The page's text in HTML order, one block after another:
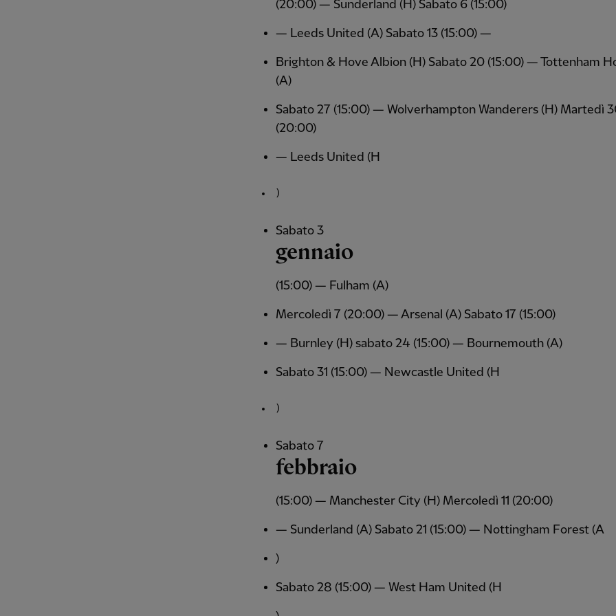
(20:00) — Sunderland (H) Sabato 6 (15:00)
— Leeds United (A) Sabato 13 (15:00) —
Brighton & Hove Albion (H) Sabato 20 (15:00) — Tottenham
(A)
Sabato 27 (15:00) — Wolverhampton Wanderers (H) Martedì
(20:00)
— Leeds United (H
)
Sabato 3
gennaio
(15:00) — Fulham (A)
Mercoledì 7 (20:00) — Arsenal (A) Sabato 17 (15:00)
— Burnley (H) sabato 24 (15:00) — Bournemouth (A)
Sabato 31 (15:00) — Newcastle United (H
)
Sabato 7
febbraio
(15:00) — Manchester City (H) Mercoledì 11 (20:00)
— Sunderland (A) Sabato 21 (15:00) — Nottingham Forest (A
)
Sabato 28 (15:00) — West Ham United (H